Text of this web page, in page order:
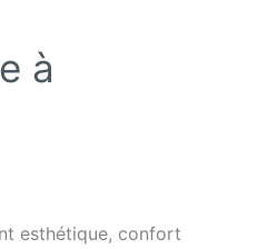
à
esthétique, confort